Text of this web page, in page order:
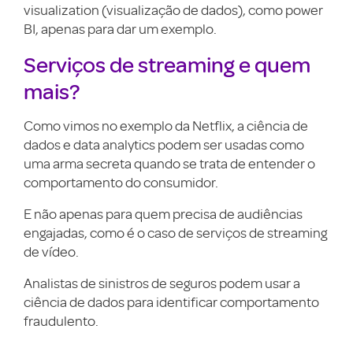
visualization (visualização de dados), como power
BI, apenas para dar um exemplo.
Serviços de streaming e quem
mais?
Como vimos no exemplo da Netflix, a ciência de
dados e data analytics podem ser usadas como
uma arma secreta quando se trata de entender o
comportamento do consumidor.
E não apenas para quem precisa de audiências
engajadas, como é o caso de serviços de streaming
de vídeo.
Analistas de sinistros de seguros podem usar a
ciência de dados para identificar comportamento
fraudulento.